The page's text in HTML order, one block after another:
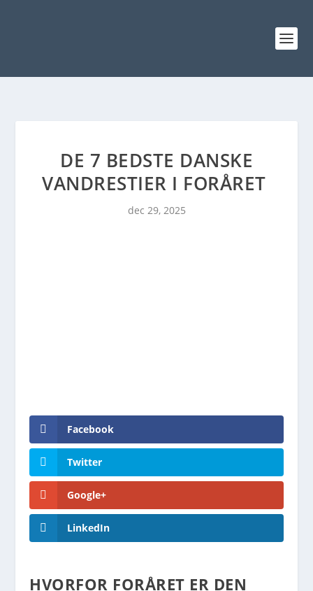
DE 7 BEDSTE DANSKE
VANDRESTIER I FORÅRET
dec 29, 2025
Facebook
Twitter
Google+
LinkedIn
HVORFOR FORÅRET ER DEN